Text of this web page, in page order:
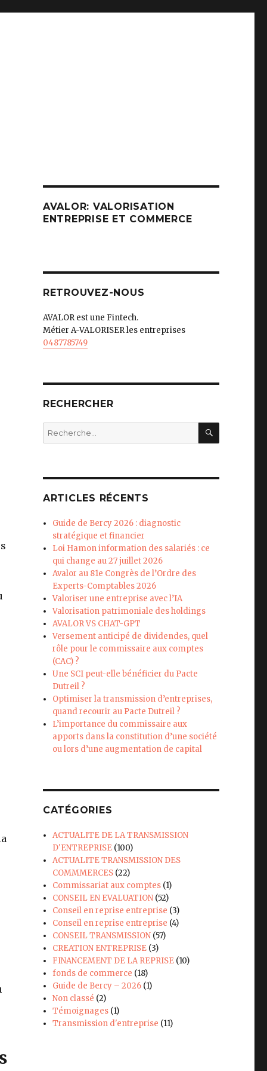
AVALOR: VALORISATION
ENTREPRISE ET COMMERCE
RETROUVEZ-NOUS
AVALOR est une Fintech.
Métier A-VALORISER les entreprises
0487785749
RECHERCHER
Recherche
pour
ARTICLES RÉCENTS
Guide de Bercy 2026 : diagnostic
stratégique et financier
Loi Hamon information des salariés : ce
qui change au 27 juillet 2026
Avalor au 81e Congrès de l’Ordre des
Experts-Comptables 2026
Valoriser une entreprise avec l’IA
Valorisation patrimoniale des holdings
AVALOR VS CHAT-GPT
Versement anticipé de dividendes, quel
rôle pour le commissaire aux comptes
(CAC) ?
Une SCI peut-elle bénéficier du Pacte
Dutreil ?
Optimiser la transmission d’entreprises,
quand recourir au Pacte Dutreil ?
L’importance du commissaire aux
apports dans la constitution d’une société
ou lors d’une augmentation de capital
CATÉGORIES
ACTUALITE DE LA TRANSMISSION
D'ENTREPRISE (100)
ACTUALITE TRANSMISSION DES
COMMMERCES (22)
Commissariat aux comptes (1)
CONSEIL EN EVALUATION (52)
Conseil en reprise entreprise (3)
Conseil en reprise entreprise (4)
CONSEIL TRANSMISSION (57)
CREATION ENTREPRISE (3)
FINANCEMENT DE LA REPRISE (10)
fonds de commerce (18)
Guide de Bercy – 2026 (1)
Non classé (2)
Témoignages (1)
Transmission d'entreprise (11)